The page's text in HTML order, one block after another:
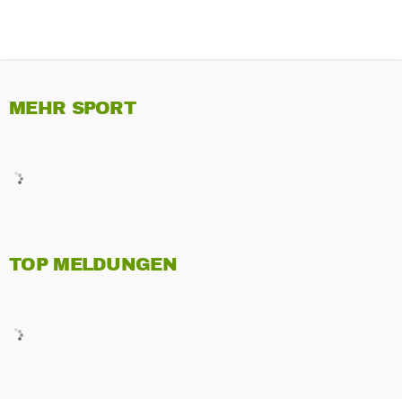
MEHR SPORT
TOP MELDUNGEN